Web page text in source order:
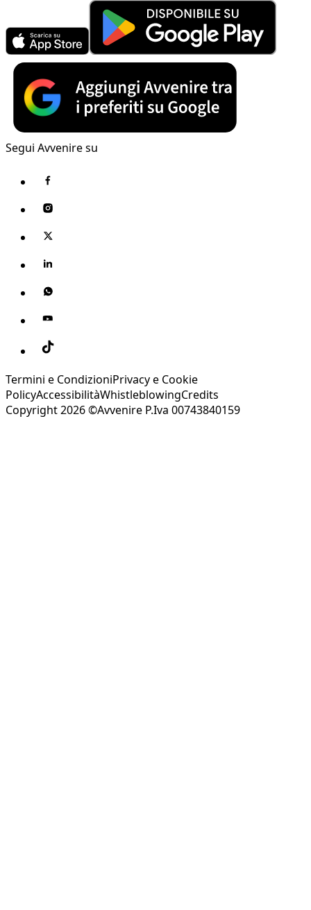
Segui Avvenire su
Termini e CondizioniPrivacy e Cookie
PolicyAccessibilitàWhistleblowingCredits
Copyright 2026 ©Avvenire P.Iva 00743840159